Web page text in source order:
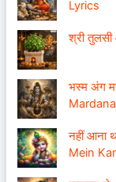
Lyrics
श्री
भस्म अंग
नहीं आना
Mein